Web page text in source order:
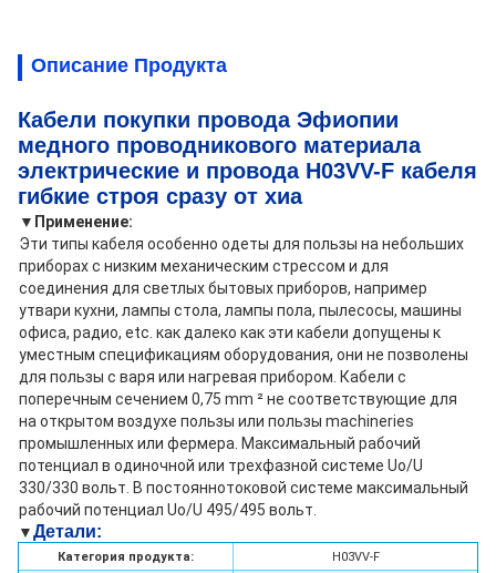
Описание Продукта
Кабели покупки провода Эфиопии
медного проводникового материала
электрические и провода H03VV-F кабеля
гибкие строя сразу от хиа
▼ Применение:
Эти типы кабеля особенно одеты для пользы на небольших
приборах с низким механическим стрессом и для
соединения для светлых бытовых приборов, например
утвари кухни, лампы стола, лампы пола, пылесосы, машины
офиса, радио, etc. как далеко как эти кабели допущены к
уместным спецификациям оборудования, они не позволены
для пользы с варя или нагревая прибором. Кабели с
поперечным сечением 0,75 mm ² не соответствующие для
на открытом воздухе пользы или пользы machineries
промышленных или фермера. Максимальный рабочий
потенциал в одиночной или трехфазной системе Uo/U
330/330 вольт. В постояннотоковой системе максимальный
рабочий потенциал Uo/U 495/495 вольт.
▼Детали:
Категория продукта:
H03VV-F